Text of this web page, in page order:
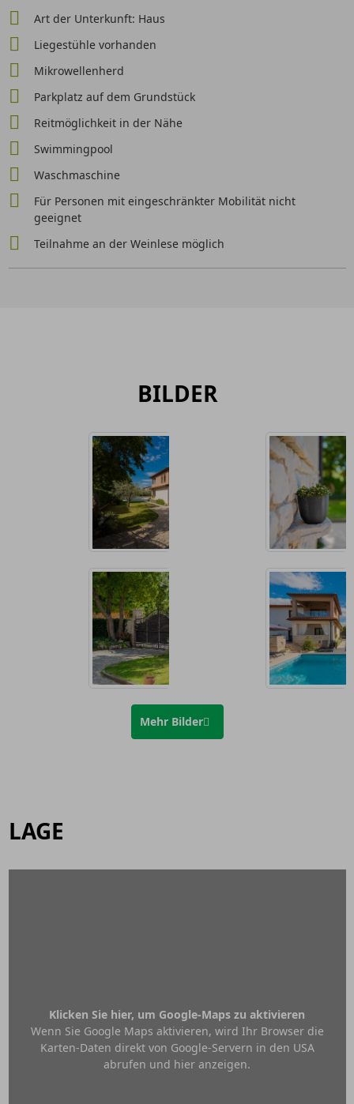
Art der Unterkunft: Haus
Liegestühle vorhanden
Mikrowellenherd
Parkplatz auf dem Grundstück
Reitmöglichkeit in der Nähe
Swimmingpool
Waschmaschine
Für Personen mit eingeschränkter Mobilität nicht
geeignet
Teilnahme an der Weinlese möglich
BILDER
Mehr Bilder
LAGE
Klicken Sie hier, um Google-Maps zu aktivieren
Wenn Sie Google Maps aktivieren, wird Ihr Browser die
Karten-Daten direkt von Google-Servern in den USA
abrufen und hier anzeigen.